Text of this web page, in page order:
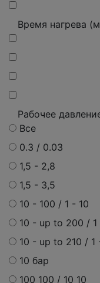
Время нагрева
Рабочее
Все
0.3 / 0.03
1,5 - 2,8
1,5 - 3,5
10 - 100 / 1 - 10
10 - up to 200 / 1
10 - up to 210 / 1
10 бар
100 100 / 10 10